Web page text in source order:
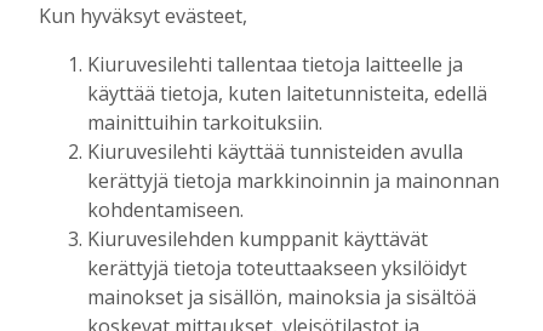
Salasana
Muista minut
Kun hyväksyt evästeet,
Kiuruvesilehti tallentaa tietoja laitteelle ja
käyttää tietoja, kuten laitetunnisteita, edellä
mainittuihin tarkoituksiin.
Kiuruvesilehti käyttää tunnisteiden avulla
kerättyjä tietoja markkinoinnin ja mainonnan
kohdentamiseen.
Kiuruvesilehden kumppanit käyttävät
kerättyjä tietoja toteuttaakseen yksilöidyt
mainokset ja sisällön, mainoksia ja sisältöä
koskevat mittaukset, yleisötilastot ja